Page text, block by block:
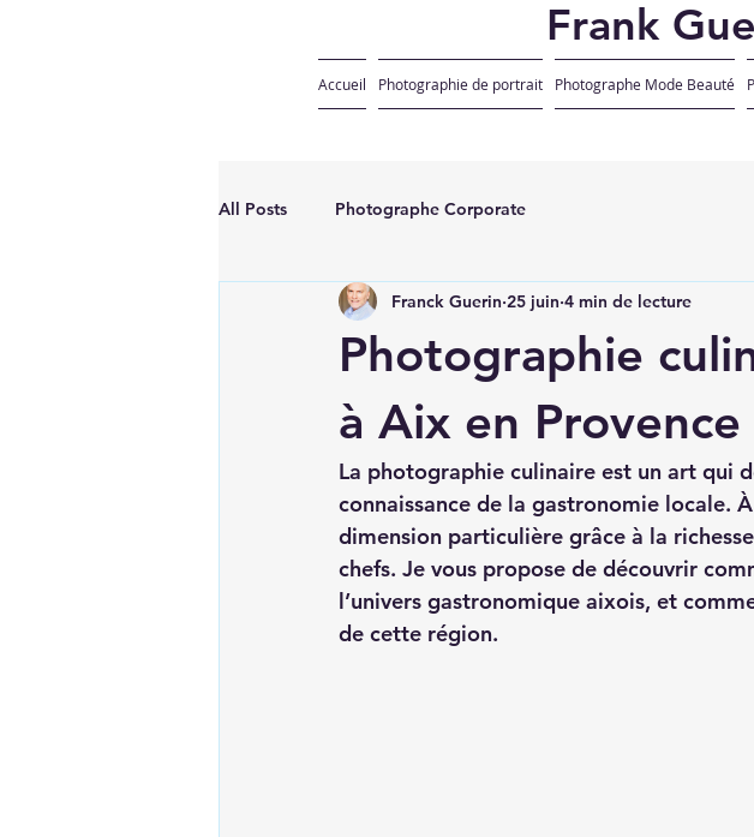
Frank
Accueil Photographie de portrait Photographe Mode Beauté
All Posts Photographe Corporate
Photographie
à Aix en Provence
Franck Guerin 25 juin 4 min de lecture
La photographie culinaire est un art qui
connaissance de la gastronomie locale.
dimension particulière grâce à la
chefs. Je vous propose de découvrir
l’univers gastronomique aixois, et
de cette région.